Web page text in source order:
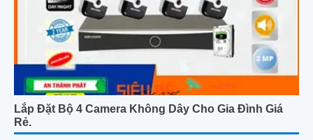
Lắp Đặt Bộ 4 Camera Không Dây Cho Gia Đình Giá
Rẻ.